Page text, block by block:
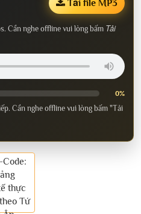
Tải file MP3
Cần nghe offline vui lòng bấm Tải
0%
Cần nghe offline vui lòng bấm "Tải